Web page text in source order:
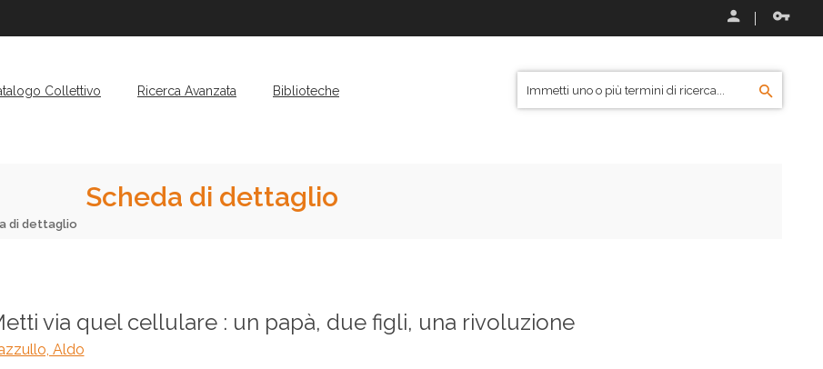
Collettivo Ricerca Avanzata Biblioteche
Scheda di dettaglio
di dettaglio
via quel cellulare : un papà, due figli, una rivoluzione
Aldo